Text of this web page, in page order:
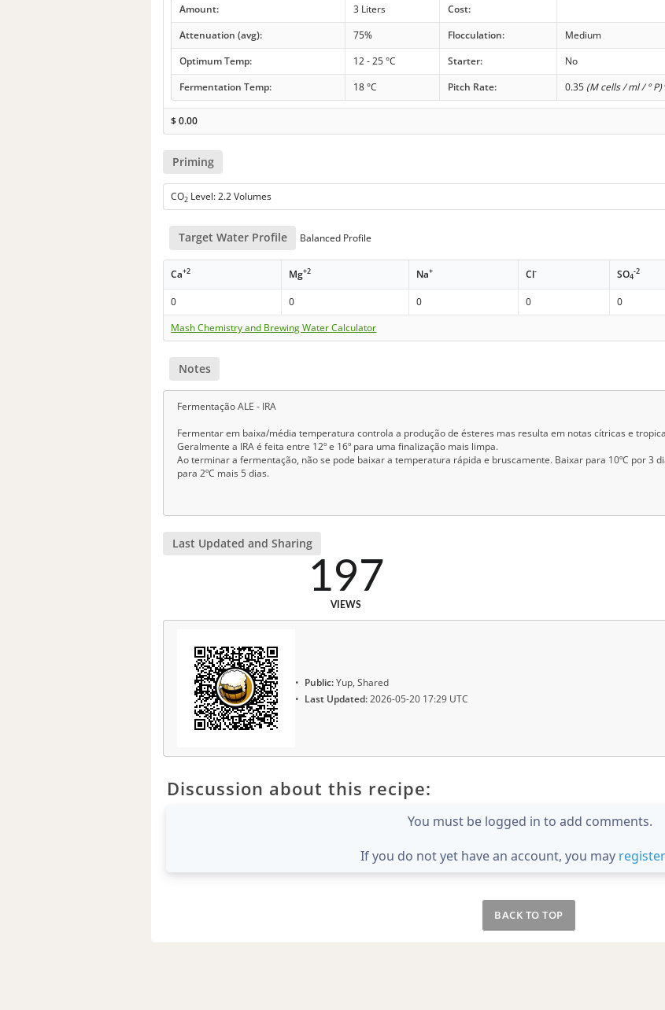
Amount: 3 Liters
Cost:
Attenuation (avg):
75% Flocculation:
Medium
Optimum Temp:
12 - 25 °C Starter:
No
Fermentation Temp:
18 °C Pitch Rate: 0.35 (M cells / ml / ° P)
$0.00
Priming
CO2 Level: 2.2 Volumes
Target Water Profile Balanced Profile
Ca+2 Mg+2 Na+ Cl- SO4
-2
0 0 0 0 0
Mash Chemistry and Brewing Water Calculator
Notes
Fermentação ALE - IRA
Fermentar em baixa/média temperatura controla a produção de ésteres mas resulta em notas cítricas e
Geralmente a IRA é feita entre 12º e 16º para uma finalização mais limpa.
Ao terminar a fermentação, não se pode baixar a temperatura rápida e bruscamente. Baixar para 10ºC por 3
para 2ºC mais 5 dias.
Last Updated and Sharing
197
VIEWS
Public:Yup, Shared
Last Updated:2026-05-20 17:29 UTC
Discussion about this recipe:
You must be logged in to add comments.
If you do not yet have an account, you may
BACK TO TOP